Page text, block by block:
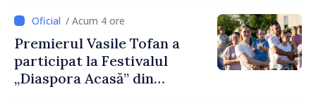
comunitate atunci când
există inițiativă, muncă și
spirit antreprenorial”
/ Acum 4 ore
Premierul Vasile Tofan a
participat la Festivalul
„Diaspora Acasă” din